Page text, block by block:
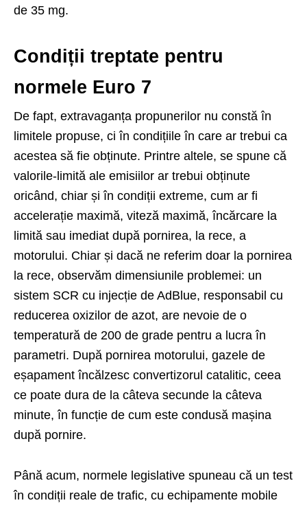
de 35 mg.
Condiții treptate pentru
normele Euro 7
De fapt, extravaganța propunerilor nu constă în
limitele propuse, ci în condițiile în care ar trebui ca
acestea să fie obținute. Printre altele, se spune că
valorile-limită ale emisiilor ar trebui obținute
oricând, chiar și în condiții extreme, cum ar fi
accelerație maximă, viteză maximă, încărcare la
limită sau imediat după pornirea, la rece, a
motorului. Chiar și dacă ne referim doar la pornirea
la rece, observăm dimensiunile problemei: un
sistem SCR cu injecție de AdBlue, responsabil cu
reducerea oxizilor de azot, are nevoie de o
temperatură de 200 de grade pentru a lucra în
parametri. După pornirea motorului, gazele de
eșapament încălzesc convertizorul catalitic, ceea
ce poate dura de la câteva secunde la câteva
minute, în funcție de cum este condusă mașina
după pornire.
Până acum, normele legislative spuneau că un test
în condiții reale de trafic, cu echipamente mobile